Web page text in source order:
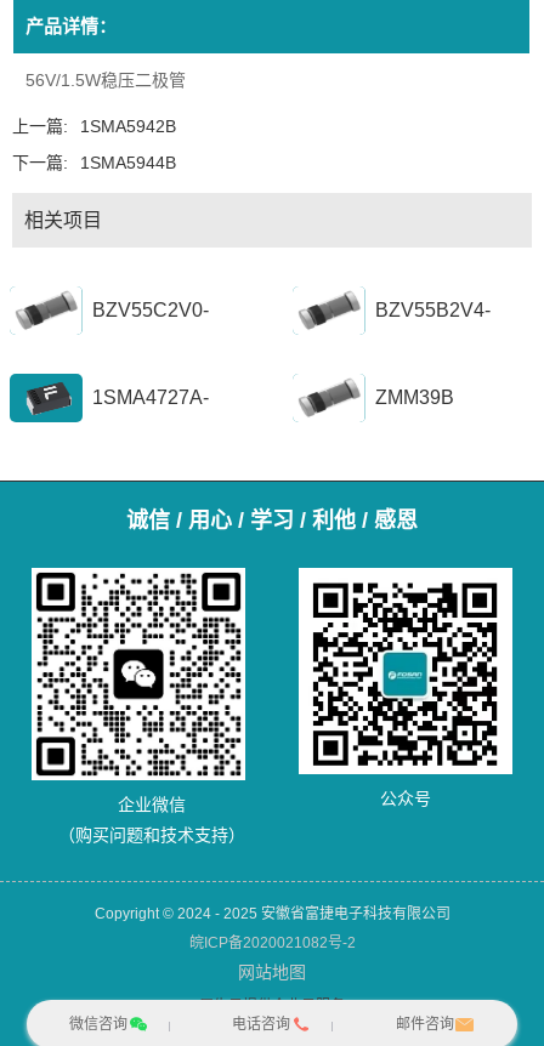
产品详情：
56V/1.5W稳压二极管
上一篇:
1SMA5942B
下一篇:
1SMA5944B
相关项目
BZV55C2V0- BZV55B2V4-
1SMA4727A-
ZMM39B
诚信 / 用心 / 学习 / 利他 / 感恩
企业微信
（购买问题和技术支持）
公众号
Copyright © 2024 - 2025 安徽省富捷电子科技有限公司
皖ICP备2020021082号-2
网站地图
微信咨询
电话咨询 邮件咨询